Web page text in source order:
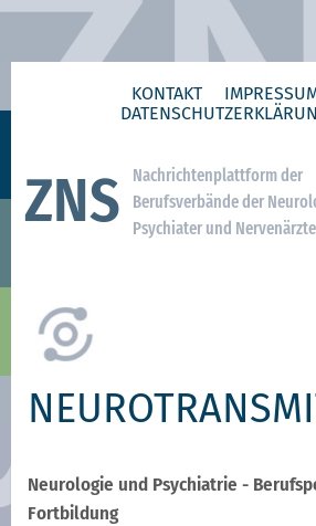
KONTAKT
ZNS
Nachrichtenplattform der
Berufsverbände der
Psychiater und Nervenärzte
Neurologie und Psychiatrie -
Fortbildung